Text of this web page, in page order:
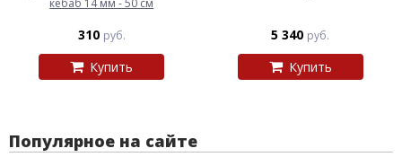
310 руб.
Купить
5 340 руб.
Купить
Популярное на сайте